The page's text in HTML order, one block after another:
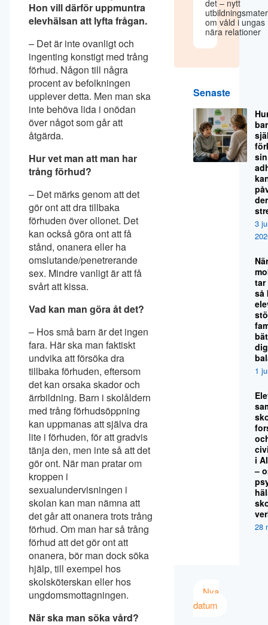
Hon vill därför uppmuntra
elevhälsan att lyfta frågan.
– Det är inte ovanligt och
ingenting konstigt med trång
förhud. Någon till några
procent av befolkningen
upplever detta. Men man ska
inte behöva lida i onödan
över något som går att
åtgärda.
Hur vet man att man har
trång förhud?
– Det märks genom att det
gör ont att dra tillbaka
förhuden över ollonet. Det
kan också göra ont att få
stånd, onanera eller ha
omslutande/penetrerande
sex. Mindre vanligt är att få
svårt att kissa.
Vad kan man göra åt det?
– Hos små barn är det ingen
fara. Här ska man faktiskt
undvika att försöka dra
tillbaka förhuden, eftersom
det kan orsaka skador och
ärrbildning. Barn i skolåldern
med trång förhudsöppning
kan uppmanas att själva dra
lite i förhuden, för att gradvis
tänja den, men inte så att det
gör ont. När man pratar om
kroppen i
sexualundervisningen i
skolan kan man nämna att
det går att onanera trots trång
förhud. Om man har så trång
förhud att det gör ont att
onanera, bör man dock söka
hjälp, till exempel hos
skolsköterskan eller hos
ungdomsmottagningen.
När ska man söka vård?
det – nytt
om våld i ungas
nära relationer
Senaste
sin
3
När
tar
så
1
i
–
28
Nya
datum